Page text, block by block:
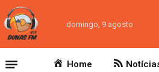
domingo, 9 agosto
Home